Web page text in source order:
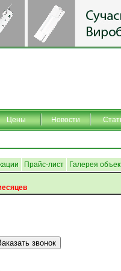
Цены Новости
Прайс-лист Галерея